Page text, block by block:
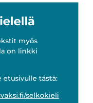
myös
on linkki
etusivulle tästä:
selkokieli